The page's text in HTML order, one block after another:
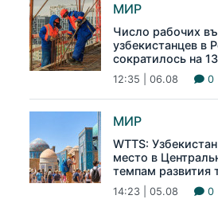
МИР
Число рабочих
узбекистанцев в
сократилось на
12:35 | 06.08 0
МИР
WTTS:
место в
темпам развития
14:23 | 05.08 0